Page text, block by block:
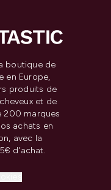
boutique de
en Europe,
produits de
et de
200 marques
achats en
avec la
d'achat.